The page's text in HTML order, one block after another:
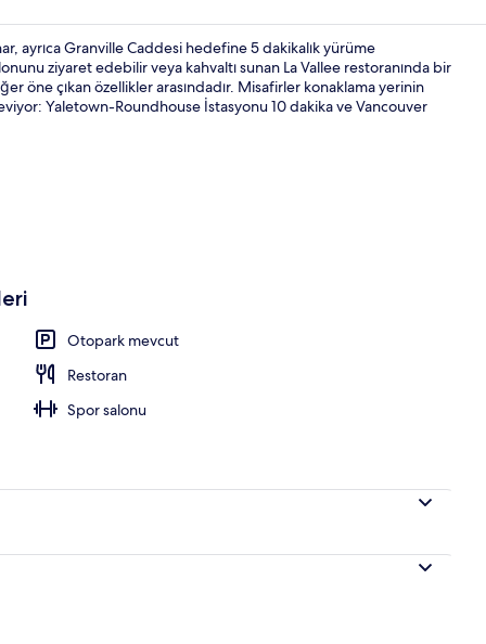
Superior
ayrıca Granville Caddesi hedefine 5 dakikalık yürüme
ziyaret edebilir veya kahvaltı sunan La Vallee restoranında bir
öne çıkan özellikler arasındadır. Misafirler konaklama yerinin
Yaletown-Roundhouse İstasyonu 10 dakika ve Vancouver
Otopark mevcut
Restoran
Spor salonu